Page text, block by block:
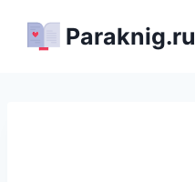
Paraknig.ru